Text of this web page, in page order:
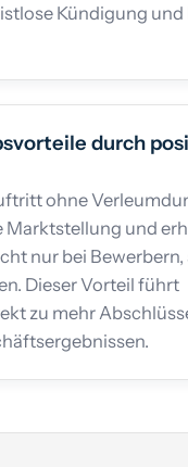
Kündigung und
durch
ohne
Marktstellung und
nur bei Bewerbern,
Dieser Vorteil führt
zu mehr